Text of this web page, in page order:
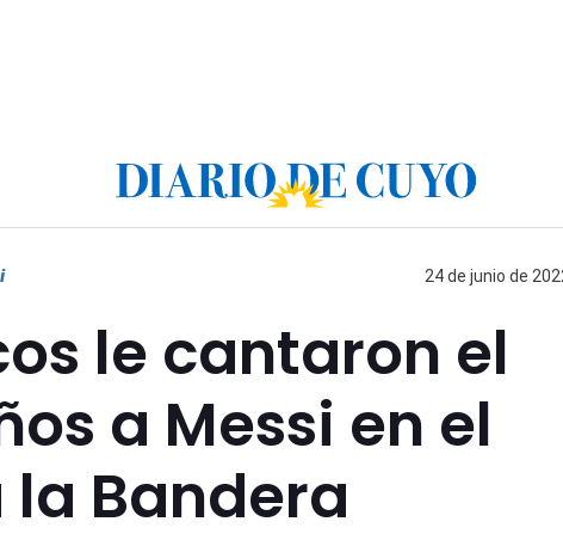
24 de junio de
le cantaron el
a Messi en el
Bandera